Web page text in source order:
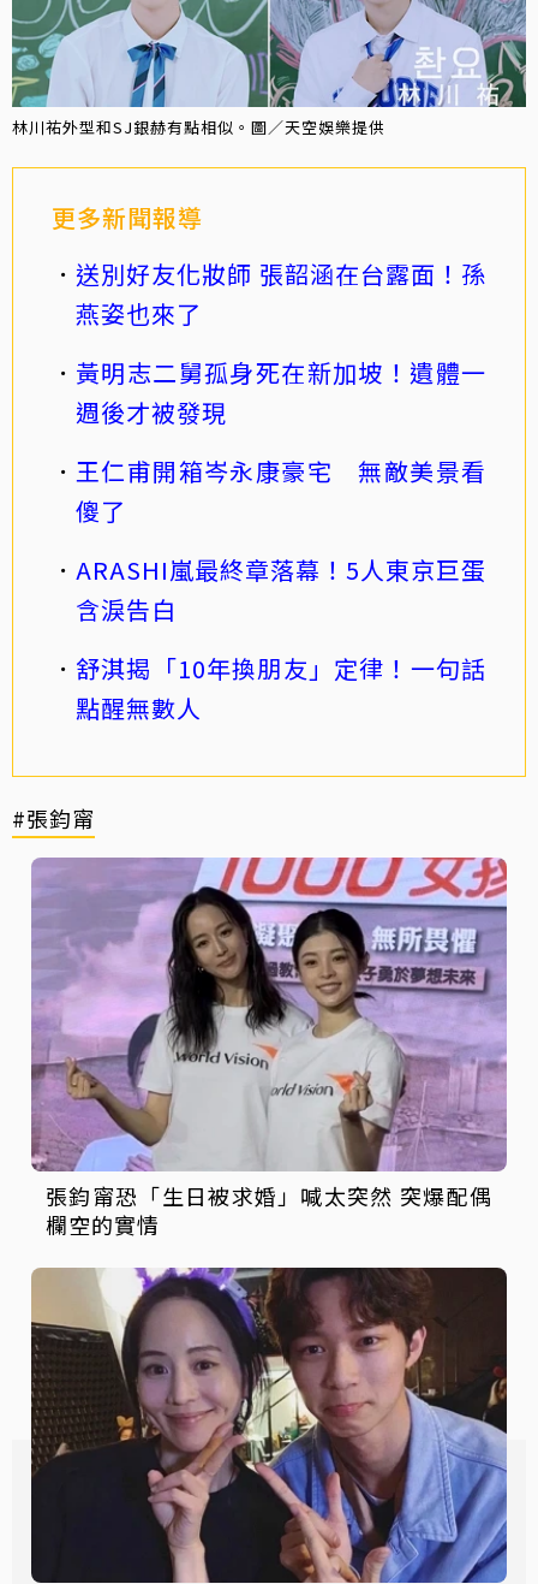
林川祐外型和SJ銀赫有點相似。圖／天空娛樂提供
更多新聞報導
送別好友化妝師 張韶涵在台露面！孫
燕姿也來了
黃明志二舅孤身死在新加坡！遺體一
週後才被發現
王仁甫開箱岑永康豪宅 無敵美景看
傻了
ARASHI嵐最終章落幕！5人東京巨蛋
含淚告白
舒淇揭「10年換朋友」定律！一句話
點醒無數人
#張鈞甯
張鈞甯恐「生日被求婚」喊太突然 突爆配偶
欄空的實情